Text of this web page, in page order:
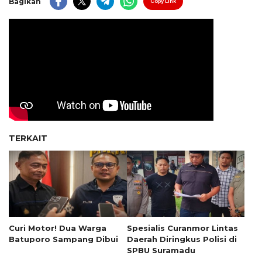
TERKAIT
Curi Motor! Dua Warga
Batuporo Sampang Dibui
Spesialis Curanmor Lintas
Daerah Diringkus Polisi di
SPBU Suramadu